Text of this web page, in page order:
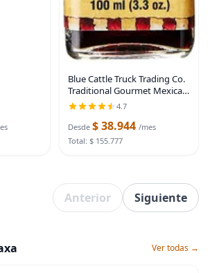
Blue Cattle Truck Trading Co.
Traditional Gourmet Mexican
Vanilla Extract , Small, 3.3
4.7
Desde $ 38.944 /mes
Total: $ 155.777
Anterior Siguiente
Ver todas →